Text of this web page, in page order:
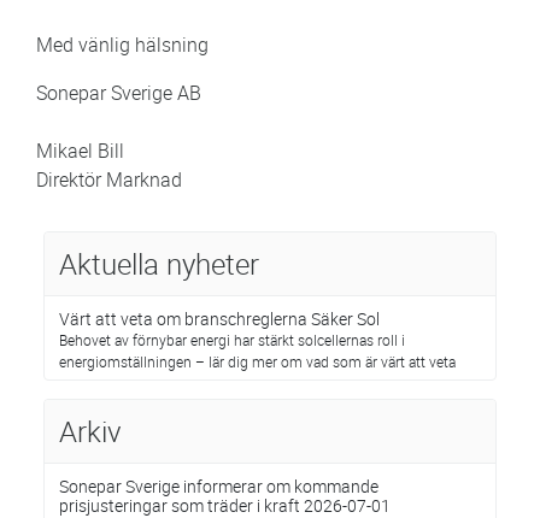
Med vänlig hälsning
Sonepar Sverige AB
Mikael Bill
Direktör Marknad
Aktuella nyheter
Värt att veta om branschreglerna Säker Sol
Behovet av förnybar energi har stärkt solcellernas roll i
energiomställningen – lär dig mer om vad som är värt att veta
Arkiv
Sonepar Sverige informerar om kommande
prisjusteringar som träder i kraft 2026-07-01